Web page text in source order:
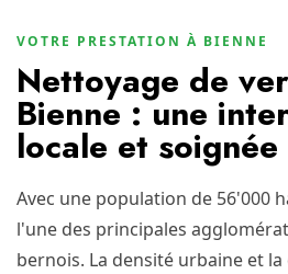
VOTRE PRESTATION À BIENNE
Nettoyage de
Bienne : une
locale et soignée
Avec une population de 56'000
l'une des principales
bernois. La densité urbaine et